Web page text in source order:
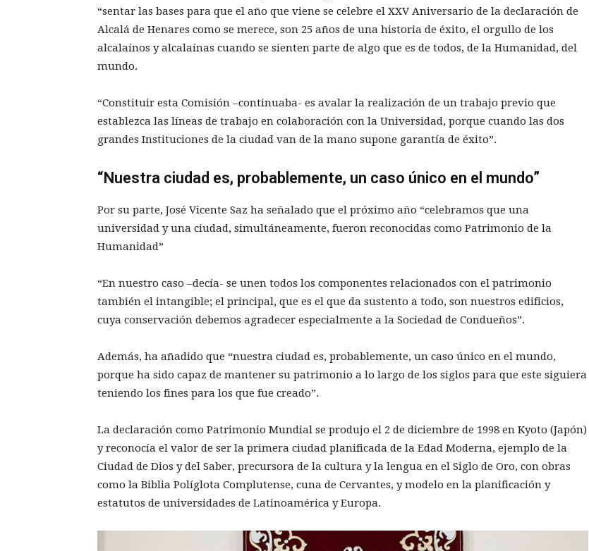
“sentar las bases para que el año que viene se celebre el XXV Aniversario de la declaración de
Alcalá de Henares como se merece, son 25 años de una historia de éxito, el orgullo de los
alcalaínos y alcalaínas cuando se sienten parte de algo que es de todos, de la Humanidad, del
mundo.
“Constituir esta Comisión –continuaba- es avalar la realización de un trabajo previo que
establezca las líneas de trabajo en colaboración con la Universidad, porque cuando las dos
grandes Instituciones de la ciudad van de la mano supone garantía de éxito”.
“Nuestra ciudad es, probablemente, un caso único en el mundo”
Por su parte, José Vicente Saz ha señalado que el próximo año “celebramos que una
universidad y una ciudad, simultáneamente, fueron reconocidas como Patrimonio de la
Humanidad”
“En nuestro caso –decía- se unen todos los componentes relacionados con el patrimonio
también el intangible; el principal, que es el que da sustento a todo, son nuestros edificios,
cuya conservación debemos agradecer especialmente a la Sociedad de Condueños”.
Además, ha añadido que “nuestra ciudad es, probablemente, un caso único en el mundo,
porque ha sido capaz de mantener su patrimonio a lo largo de los siglos para que este siguiera
teniendo los fines para los que fue creado”.
La declaración como Patrimonio Mundial se produjo el 2 de diciembre de 1998 en Kyoto (Japón)
y reconocía el valor de ser la primera ciudad planificada de la Edad Moderna, ejemplo de la
Ciudad de Dios y del Saber, precursora de la cultura y la lengua en el Siglo de Oro, con obras
como la Biblia Políglota Complutense, cuna de Cervantes, y modelo en la planificación y
estatutos de universidades de Latinoamérica y Europa.